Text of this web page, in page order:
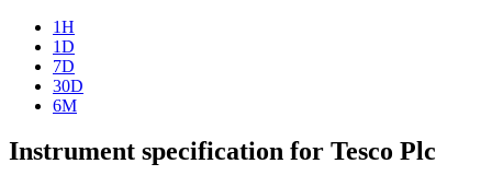
1H
1D
7D
30D
6M
Instrument specification for Tesco Plc